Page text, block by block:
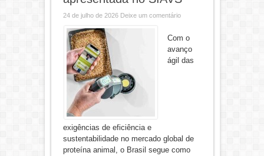
24 de julho de 2026 Deixe um comentário
Com o
avanço
ágil das
exigências de eficiência e
sustentabilidade no mercado global de
proteína animal, o Brasil segue como